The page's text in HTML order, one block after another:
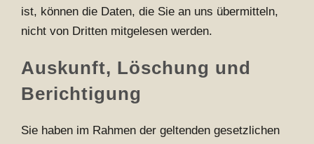
ist, können die Daten, die Sie an uns übermitteln,
nicht von Dritten mitgelesen werden.
Auskunft, Löschung und
Berichtigung
Sie haben im Rahmen der geltenden gesetzlichen